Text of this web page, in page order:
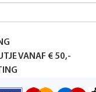
VANAF € 50,-